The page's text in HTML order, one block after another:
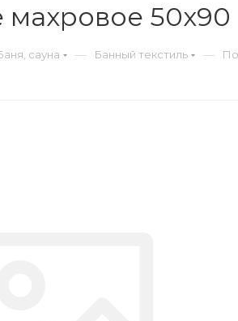
махровое
сауна — Банный текстиль —